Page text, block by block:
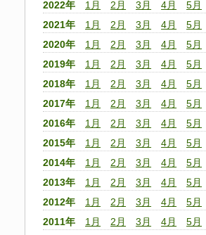
2022年
1月 2月 3月 4月 5月
2021年
1月 2月 3月 4月 5月
2020年
1月 2月 3月 4月 5月
2019年
1月 2月 3月 4月 5月
2018年
1月 2月 3月 4月 5月
2017年
1月 2月 3月 4月 5月
2016年
1月 2月 3月 4月 5月
2015年
1月 2月 3月 4月 5月
2014年
1月 2月 3月 4月 5月
2013年
1月 2月 3月 4月 5月
2012年
1月 2月 3月 4月 5月
2011年
1月 2月 3月 4月 5月